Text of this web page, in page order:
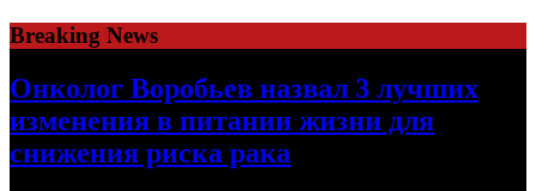
Skip
to
content
Breaking News
Онколог Воробьев назвал 3 лучших
изменения в питании жизни для
снижения риска рака